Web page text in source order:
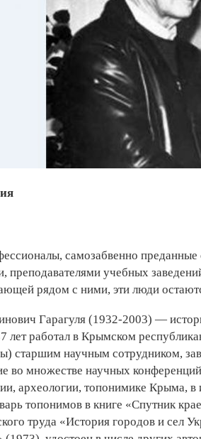
самозабвенно
преподавателями учебных
рядом с ними, эти люди
Гарагуля (1932-2003) —
работал в Крымском
старшим научным сотрудником,
во множестве научных
археологии, топонимике Крыма, в
топонимов в книге «Спутник
труда «История городов и сел